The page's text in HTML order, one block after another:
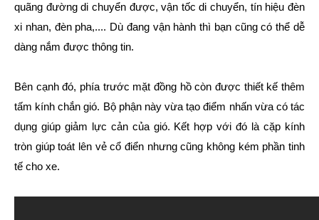
quãng đường di chuyển được, vận tốc di chuyển, tín hiệu đèn
xi nhan, đèn pha,.... Dù đang vận hành thì bạn cũng có thể dễ
dàng nắm được thông tin.
Bên cạnh đó, phía trước mặt đồng hồ còn được thiết kế thêm
tấm kính chắn gió. Bộ phận này vừa tạo điểm nhấn vừa có tác
dụng giúp giảm lực cản của gió. Kết hợp với đó là cặp kính
tròn giúp toát lên vẻ cổ điển nhưng cũng không kém phần tinh
tế cho xe.